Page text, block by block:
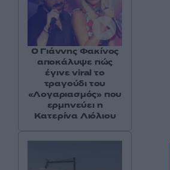
Ο Γιάννης Φακίνος
αποκάλυψε πώς
έγινε viral το
τραγούδι του
«Λογαριασμός» που
ερμηνεύει η
Κατερίνα Λιόλιου